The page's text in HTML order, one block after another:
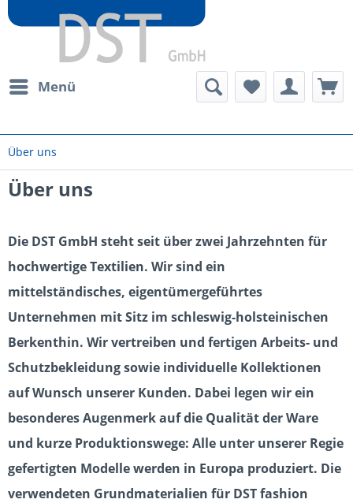
Menü
Über uns
Über uns
Die DST GmbH steht seit über zwei Jahrzehnten für
hochwertige Textilien. Wir sind ein
mittelständisches, eigentümergeführtes
Unternehmen mit Sitz im schleswig-holsteinischen
Berkenthin. Wir vertreiben und fertigen Arbeits- und
Schutzbekleidung sowie individuelle Kollektionen
auf Wunsch unserer Kunden. Dabei legen wir ein
besonderes Augenmerk auf die Qualität der Ware
und kurze Produktionswege: Alle unter unserer Regie
gefertigten Modelle werden in Europa produziert. Die
verwendeten Grundmaterialien für DST fashion